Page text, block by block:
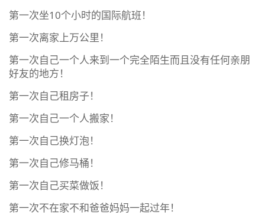
第一次坐10个小时的国际航班！
第一次离家上万公里！
第一次自己一个人来到一个完全陌生而且没有任何亲朋
好友的地方！
第一次自己租房子！
第一次自己一个人搬家！
第一次自己换灯泡！
第一次自己修马桶！
第一次自己买菜做饭！
第一次不在家不和爸爸妈妈一起过年！